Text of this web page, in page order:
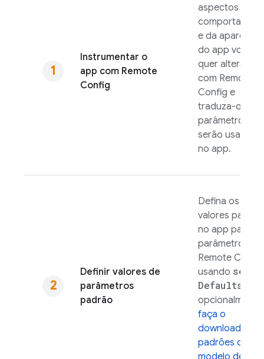
Instrumentar o
app com Remote
Config
aspectos do
e da aparência
do app você
quer alterar
com Remote
Config e
traduza-os em
parâmetros
serão usados
no app.
Definir valores de
parâmetros
padrão
Defina os
valores padrão
no app para os
parâmetros de
Remote Config
usando set
Defaults(
opcionalmente,
faça o
download dos
padrões de
modelo de